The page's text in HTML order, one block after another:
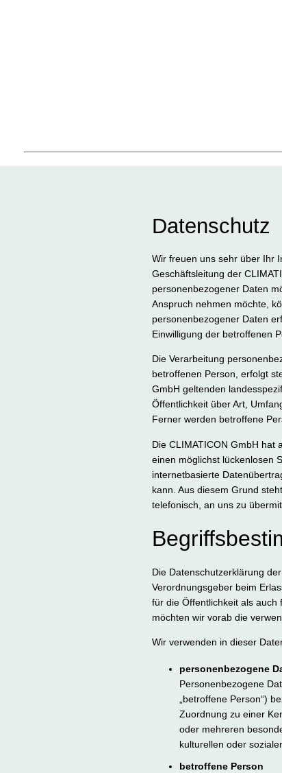
Datenschutz
Wir freuen uns sehr über Ihr
Geschäftsleitung der
personenbezogener Daten
Anspruch nehmen möchte,
personenbezogener Daten
Einwilligung der betroffenen
Die Verarbeitung
betroffenen Person, erfolgt
GmbH geltenden
Öffentlichkeit über Art,
Ferner werden betroffene
Die CLIMATICON GmbH hat
einen möglichst lückenlosen
internetbasierte
kann. Aus diesem Grund
telefonisch, an uns zu
Die Datenschutzerklärung
Verordnungsgeber beim
für die Öffentlichkeit als auch
möchten wir vorab die
Wir verwenden in dieser
personenbezogene
Personenbezogene
„betroffene Person“)
Zuordnung zu einer
oder mehreren
kulturellen oder
betroffene Person